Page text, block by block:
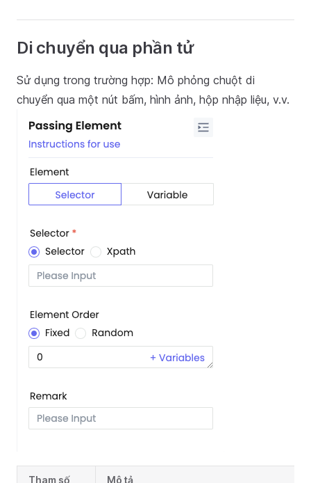
Di chuyển qua phần tử
Sử dụng trong trường hợp: Mô phỏng chuột di
chuyển qua một nút bấm, hình ảnh, hộp nhập liệu, v.v.
Tham số Mô tả